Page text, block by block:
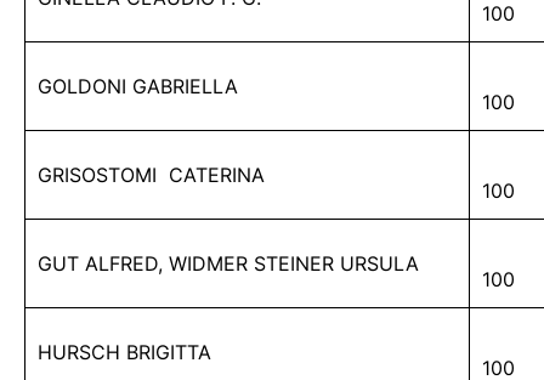
100
GOLDONI GABRIELLA
100
GRISOSTOMI CATERINA
100
GUT ALFRED, WIDMER STEINER URSULA
100
HURSCH BRIGITTA
100